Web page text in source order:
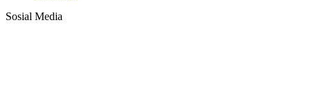
Sosial Media